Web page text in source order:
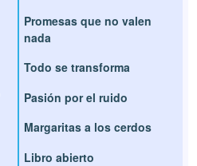
Promesas que no valen
nada
Todo se transforma
Pasión por el ruido
Margaritas a los cerdos
Libro abierto